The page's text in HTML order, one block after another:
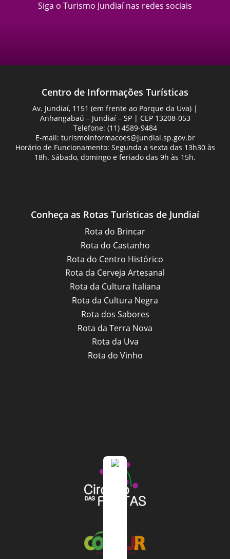
Siga o Turismo Jundiaí nas redes sociais
Conheça as Rotas Turísticas de Jundiaí
Rota do Brincar
Rota do Castanho
Rota do Centro Histórico
Rota da Cerveja Artesanal
Rota da Cultura Italiana
Rota da Cultura Negra
Rota dos Sabores
Rota da Terra Nova
Rota da Uva
Rota do Vinho
Centro de Informações Turísticas
Av. Jundiaí, 1151 (em frente ao Parque da Uva) |
Anhangabaú – Jundiaí – SP | CEP 13208-053
Telefone: (11) 4589-9484
E-mail: turismoinformacoes@jundiai.sp.gov.br
Horário de Funcionamento: Segunda a sexta das 13h30 às
18h. Sábado, domingo e feriado das 9h às 15h.